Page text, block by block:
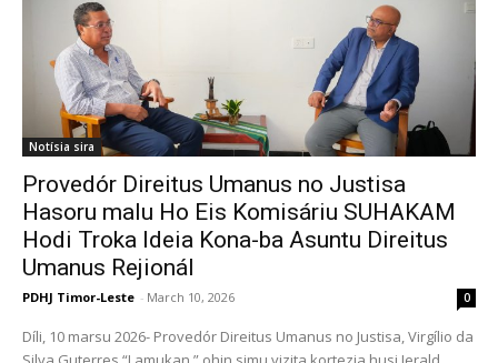
Notísia sira
Provedór Direitus Umanus no Justisa
Hasoru malu Ho Eis Komisáriu SUHAKAM
Hodi Troka Ideia Kona-ba Asuntu Direitus
Umanus Rejionál
PDHJ Timor-Leste - March 10, 2026 0
Díli, 10 marsu 2026- Provedór Direitus Umanus no Justisa, Virgílio da